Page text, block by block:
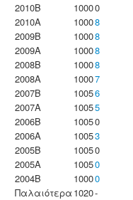
2010B
10000
2010A
10008
2009B
10008
2009A
10008
2008B
10008
2008A
10007
2007B
10056
2007A
10055
2006B
10050
2006A
10053
2005B
10050
2005A
10050
2004B
10000
Παλαιότερα 1020-